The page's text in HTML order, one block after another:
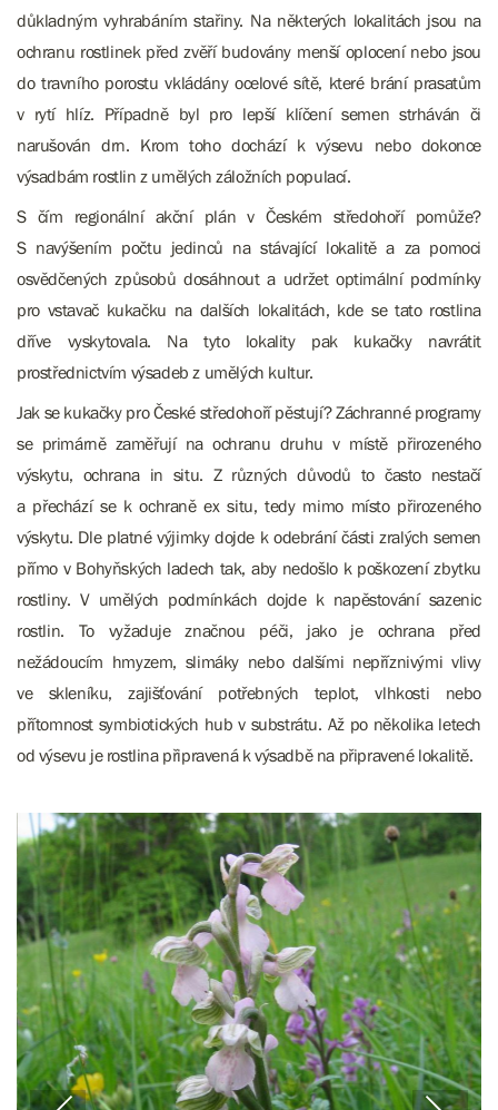
důkladným vyhrabáním stařiny. Na některých lokalitách jsou na
ochranu rostlinek před zvěří budovány menší oplocení nebo jsou
do travního porostu vkládány ocelové sítě, které brání prasatům
v rytí hlíz. Případně byl pro lepší klíčení semen strháván či
narušován drn. Krom toho dochází k výsevu nebo dokonce
výsadbám rostlin z umělých záložních populací.
S čím regionální akční plán v Českém středohoří pomůže?
S navýšením počtu jedinců na stávající lokalitě a za pomoci
osvědčených způsobů dosáhnout a udržet optimální podmínky
pro vstavač kukačku na dalších lokalitách, kde se tato rostlina
dříve vyskytovala. Na tyto lokality pak kukačky navrátit
prostřednictvím výsadeb z umělých kultur.
Jak se kukačky pro České středohoří pěstují?Záchranné programy
se primárně zaměřují na ochranu druhu v místě přirozeného
výskytu, ochrana in situ. Z různých důvodů to často nestačí
a přechází se k ochraně ex situ, tedy mimo místo přirozeného
výskytu. Dle platné výjimky dojde k odebrání části zralých semen
přímo v Bohyňských ladech tak, aby nedošlo k poškození zbytku
rostliny. V umělých podmínkách dojde k napěstování sazenic
rostlin. To vyžaduje značnou péči, jako je ochrana před
nežádoucím hmyzem, slimáky nebo dalšími nepříznivými vlivy
ve skleníku, zajišťování potřebných teplot, vlhkosti nebo
přítomnost symbiotických hub v substrátu. Až po několika letech
od výsevu je rostlina připravená k výsadbě na připravené lokalitě.